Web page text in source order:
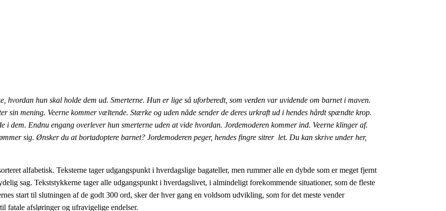
hun skal holde dem ud. Smerterne. Hun er lige så uforberedt, som verden var uvidende om barnet i maven.
mening. Veerne kommer væltende. Stærke og uden nåde sender de deres urkraft ud i hendes hårdt spændte krop.
i dem. Endnu engang overlever hun smerterne uden at vide hvordan. Jordemoderen kommer ind. Veerne klinger af.
sig. Ønsker du at bortadoptere barnet? Jordemoderen peger, hendes fingre sitrer let. Du kan skrive under her,
alfabetisk. Teksterne tager udgangspunkt i hverdagslige bagateller, men rummer alle en dybde som er meget fjernt
sag. Tekststykkerne tager alle udgangspunkt i hverdagslivet, i almindeligt forekommende situationer, som de fleste
start til slutningen af de godt 300 ord, sker der hver gang en voldsom udvikling, som for det meste vender
fatale afsløringer og ufravigelige endelser.